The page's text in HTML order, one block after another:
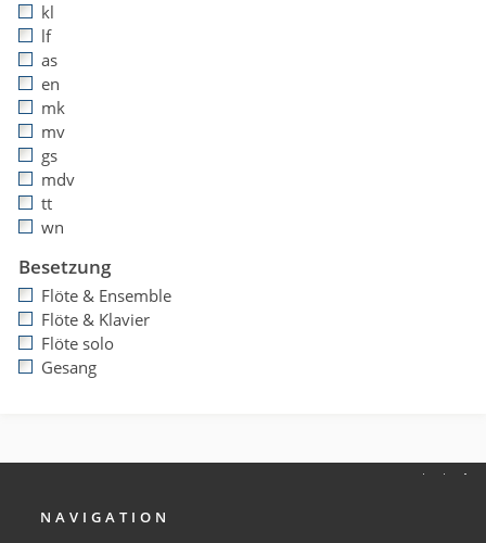
kl
lf
as
en
mk
mv
gs
mdv
tt
wn
Besetzung
Flöte & Ensemble
Flöte & Klavier
Flöte solo
Gesang
NAVIGATION